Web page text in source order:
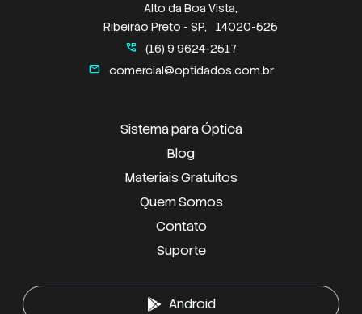
Alto da Boa Vista,
Ribeirão Preto - SP,
14020-525
perm_phone_msg (16) 9 9624-2517
mail comercial@optidados.com.br
Sistema para Óptica
Blog
Materiais Gratuítos
Quem Somos
Contato
Suporte
Android